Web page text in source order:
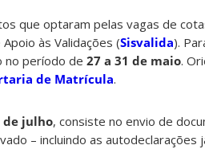
que optaram pelas vagas de
às Validações (Sisvalida).
no período de 27 a 31 de maio.
de Matrícula.
de julho, consiste no envio de
– incluindo as autodeclarações